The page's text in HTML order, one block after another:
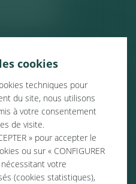
cookies
techniques pour
du site, nous utilisons
à votre consentement
de visite.
» pour accepter le
ou sur « CONFIGURER
votre
(cookies statistiques),